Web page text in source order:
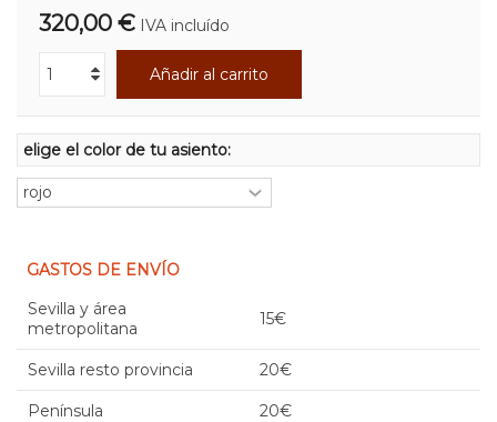
320,00 € IVA incluído
Añadir al carrito
elige el color de tu asiento:
GASTOS DE ENVÍO
Sevilla y área
metropolitana
15€
Sevilla resto provincia 20€
Península 20€